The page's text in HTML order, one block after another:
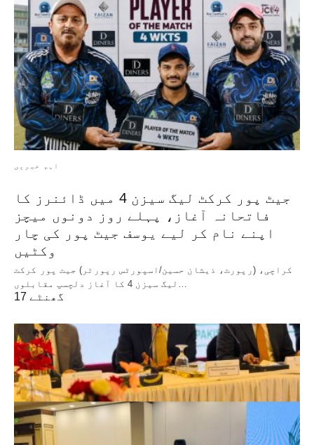
اہم خبریں
جیٹ پور کرکٹ لیگ سیزن 4 میں ڈائنرز کا
فاتحانہ آغاز، پہلے روز دونوں میچز
اپنے نام کر لیے یوسف جیٹ پور کی چار
وکٹیں
کراچی، (رپورٹ، ذیشان حسین/اسپورٹس رپورٹر) جیٹ پور کرکٹ
17 گھنٹے